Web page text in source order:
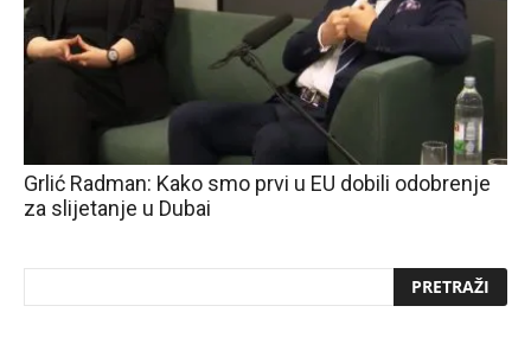
Grlić Radman: Kako smo prvi u EU dobili odobrenje
za slijetanje u Dubai